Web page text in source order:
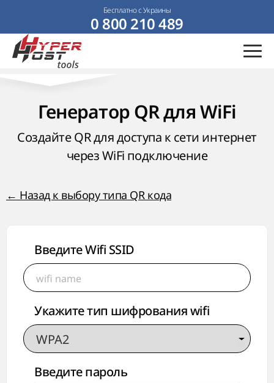
Бесплатно с Украины
0 800 210 489
Генератор QR для WiFi
Создайте QR для доступа к сети интернет
через WiFi подключение
← Назад к выбору типа QR кода
Введите Wifi SSID
Укажите тип шифрования wifi
Введите пароль